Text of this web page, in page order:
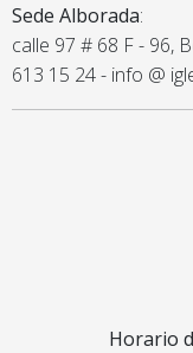
Sede Alborada:
calle 97 # 68 F - 96,
613 15 24 - info @
Horario